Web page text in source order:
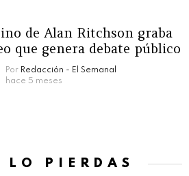
de Alan Ritchson graba
que genera debate público
Por Redacción - El Semanal
hace 5 meses
LO PIERDAS